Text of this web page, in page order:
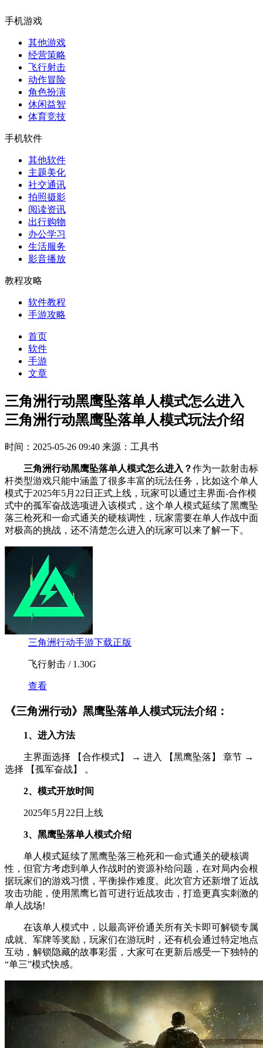
手机游戏
其他游戏
经营策略
飞行射击
动作冒险
角色扮演
休闲益智
体育竞技
手机软件
其他软件
主题美化
社交通讯
拍照摄影
阅读资讯
出行购物
办公学习
生活服务
影音播放
教程攻略
软件教程
手游攻略
首页
软件
手游
文章
三角洲行动黑鹰坠落单人模式怎么进入
三角洲行动黑鹰坠落单人模式玩法介绍
时间：2025-05-26 09:40 来源：工具书
三角洲行动黑鹰坠落单人模式怎么进入？作为一款射击标
杆类型游戏只能中涵盖了很多丰富的玩法任务，比如这个单人
模式‌于2025年5月22日正式上线，玩家可以通过主界面-合作模
式中的孤军奋战选项进入该模式‌，这个单人模式延续了黑鹰坠
落三枪死和一命式通关的硬核调性，玩家需要在单人作战中面
对极高的挑战，还不清楚怎么进入的玩家可以来了解一下。
三角洲行动手游下载正版
飞行射击 / 1.30G
查看
《三角洲行动》黑鹰坠落单人模式玩法介绍：
1、进入方法
主界面选择 【合作模式】 → 进入 【黑鹰坠落】 章节 →
选择 【孤军奋战】 。
2、模式开放时间
2025年5月22日上线
3、黑鹰坠落单人模式介绍
单人模式延续了黑鹰坠落三枪死和一命式通关的硬核调
性，但官方考虑到单人作战时的资源补给问题，在对局内会根
据玩家们的游戏习惯，平衡操作难度。此次官方还新增了近战
攻击功能，使用黑鹰匕首可进行近战攻击，打造更真实刺激的
单人战场!
在该单人模式中，以最高评价通关所有关卡即可解锁专属
成就、军牌等奖励，玩家们在游玩时，还有机会通过特定地点
互动，解锁隐藏的故事彩蛋，大家可在更新后感受一下独特的
“单三”模式快感。